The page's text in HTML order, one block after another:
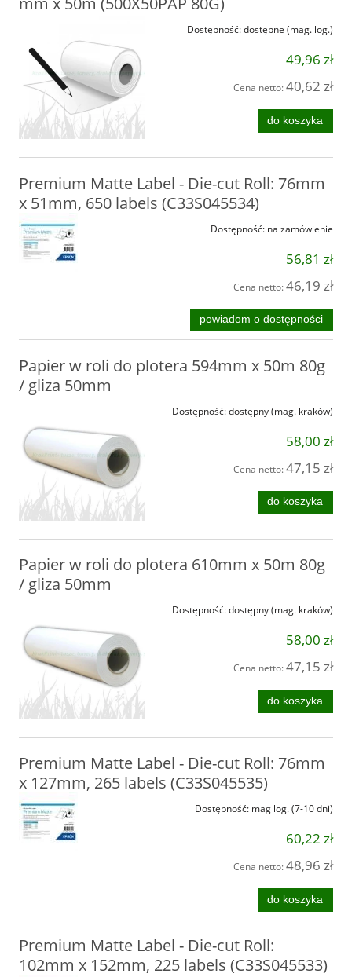
Dostępność:dostępne (mag. log.)
49,96 zł
Cena netto:40,62 zł
do koszyka
Premium Matte Label - Die-cut Roll: 76mm
x 51mm, 650 labels (C33S045534)
Dostępność: na zamówienie
56,81 zł
Cena netto:46,19 zł
powiadom o dostępności
Papier w roli do plotera 594mm x 50m 80g
/ gliza 50mm
Dostępność:dostępny (mag. kraków)
58,00 zł
Cena netto:47,15 zł
do koszyka
Papier w roli do plotera 610mm x 50m 80g
/ gliza 50mm
Dostępność:dostępny (mag. kraków)
58,00 zł
Cena netto:47,15 zł
do koszyka
Premium Matte Label - Die-cut Roll: 76mm
x 127mm, 265 labels (C33S045535)
Dostępność: mag log. (7-10 dni)
60,22 zł
Cena netto:48,96 zł
do koszyka
Premium Matte Label - Die-cut Roll:
102mm x 152mm, 225 labels (C33S045533)